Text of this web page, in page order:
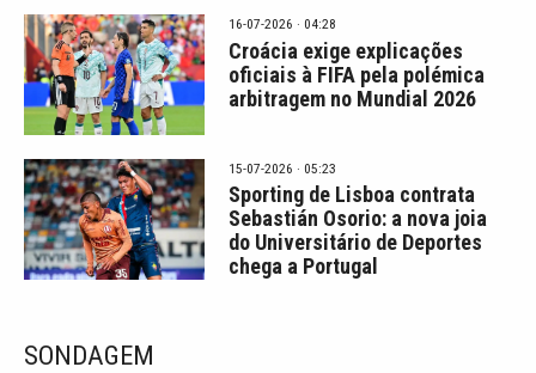
16-07-2026 · 04:28
Croácia exige explicações
oficiais à FIFA pela polémica
arbitragem no Mundial 2026
15-07-2026 · 05:23
Sporting de Lisboa contrata
Sebastián Osorio: a nova joia
do Universitário de Deportes
chega a Portugal
SONDAGEM